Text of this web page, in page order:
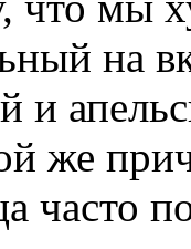
на
и
же
часто